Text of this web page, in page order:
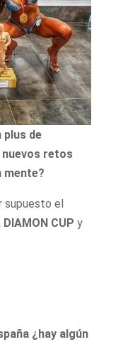
plus de
retos
mente?
supuesto el
DIAMON CUP y
¿hay algún